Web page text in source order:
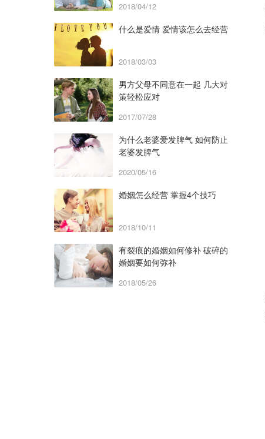
2018/04/12
什么是爱情 爱情该怎么去经营
2018/03/03
男方父母不同意在一起 几大对
策轻松应对
2017/07/28
为什么老婆爱发脾气 如何防止
老婆发脾气
2020/05/16
婚姻怎么经营 掌握4个技巧
2018/10/11
有裂痕的婚姻如何修补 破碎的
婚姻要如何弥补
2018/05/26